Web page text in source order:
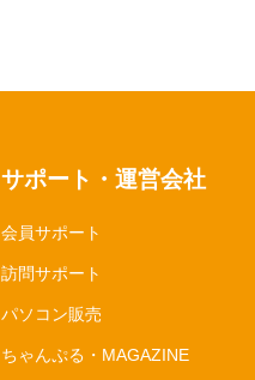
サポート・運営会社
会員サポート
訪問サポート
パソコン販売
ちゃんぷる・MAGAZINE